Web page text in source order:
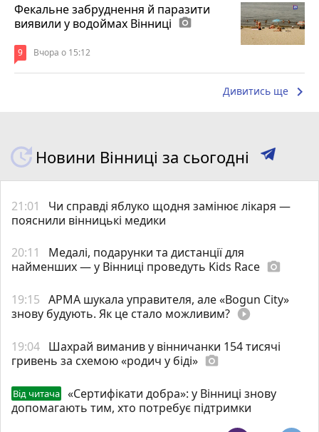
Фекальне забруднення й паразити
виявили у водоймах Вінниці photo_camera
9 Вчора о 15:12
Дивитись ще keyboard_arrow_right
Новини Вінниці за сьогодні
21:01
Чи справді яблуко щодня замінює лікаря —
пояснили вінницькі медики
20:11
Медалі, подарунки та дистанції для
найменших — у Вінниці проведуть Kids Race photo_camera
19:15 АРМА шукала управителя, але «Bogun City»
знову будують. Як це стало можливим? play_circle_filled
19:04 Шахрай виманив у вінничанки 154 тисячі
гривень за схемою «родич у біді» photo_camera
Від читача
«Сертифікати добра»: у Вінниці знову
допомагають тим, хто потребує підтримки